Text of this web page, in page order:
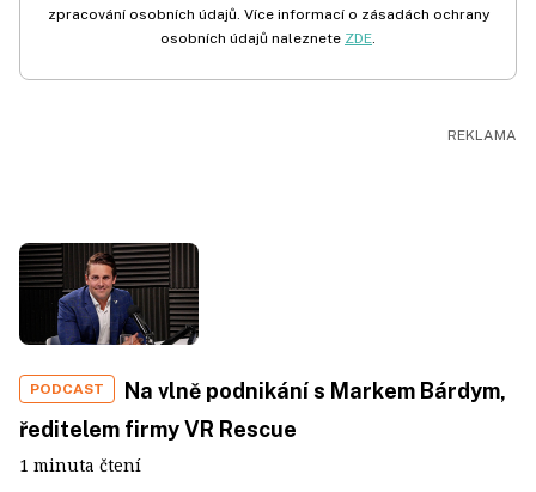
zpracování osobních údajů. Více informací o zásadách ochrany
osobních údajů naleznete ZDE.
PODCAST
Na vlně podnikání s Markem Bárdym,
ředitelem firmy VR Rescue
1 minuta čtení